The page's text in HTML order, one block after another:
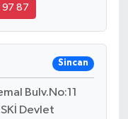
97 87
Sincan
Bulv.No:11
Devlet